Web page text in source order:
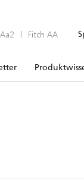
| Fitch AA